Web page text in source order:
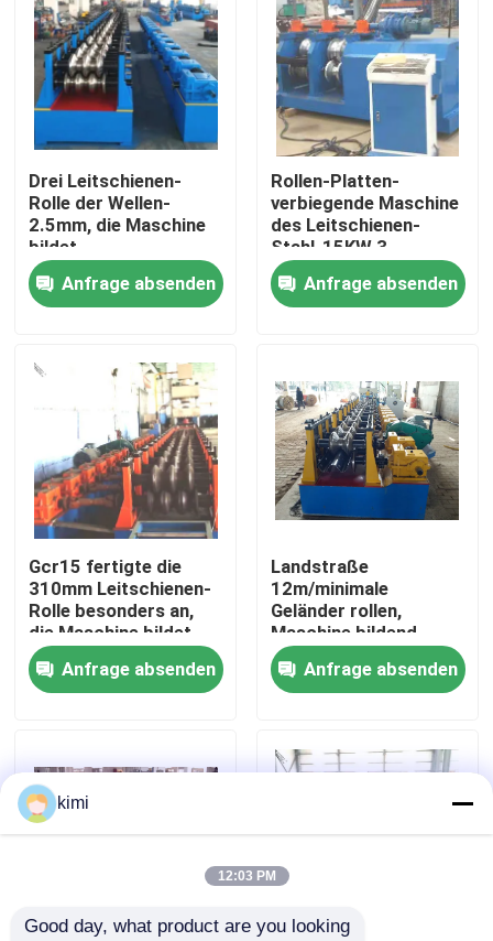
Zu Hause
Produkte
Über uns
Werksbesichtigung
Qualitätskontrolle
Kontakt
Fälle
Bremse hydraulischer Presse cnc
Drei Leitschienen-
Rolle der Wellen-
2.5mm, die Maschine
bildet
Anfrage absenden
Rollen-Platten-
verbiegende Maschine
des Leitschienen-
Stahl-15KW 3
Anfrage absenden
Gcr15 fertigte die
310mm Leitschienen-
Rolle besonders an,
die Maschine bildet
Anfrage absenden
Landstraße
12m/minimale
Geländer rollen,
Maschine bildend
Anfrage absenden
kimi
12:03 PM
Good day, what product are you looking